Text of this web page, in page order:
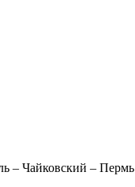
– Чайковский – Пермь